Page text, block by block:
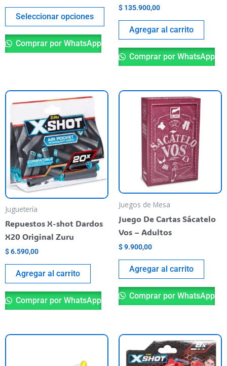
Seleccionar opciones
del
producto
Comprar por WhatsApp
$ 135.900,00
Agregar al carrito
Comprar por WhatsApp
Juguetería
Repuestos X-shot Dardos
X20 Original Zuru
$6.590,00
Agregar al carrito
Comprar por WhatsApp
Juegos de Mesa
Juego De Cartas Sácatelo
Vos – Adultos
$9.900,00
Agregar al carrito
Comprar por WhatsApp